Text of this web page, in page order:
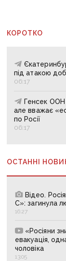
КОРОТКО
під атакою
06:17
Генсек ООН
але вважає
по Росії
06:17
ОСТАННІ
Відео.
С»: загинула
16:27
«Росіяни
евакуація,
чоловіка
13:05